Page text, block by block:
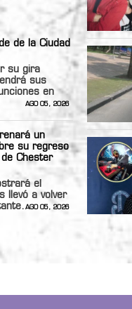
de la Ciudad
su gira
sus
en
AGO 05, 2026
un
su regreso
Chester
el
llevó a volver
AGO 05, 2026